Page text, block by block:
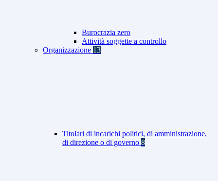
Burocrazia zero
Attività soggette a controllo
Organizzazione 13
Titolari di incarichi politici, di amministrazione,
di direzione o di governo 8